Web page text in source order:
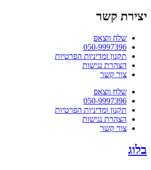
יצירת קשר
שלח ווצאפ
050-9997396
תקנון ומדיניות הפרטיות
הצהרת נגישות
צור קשר
שלח ווצאפ
050-9997396
תקנון ומדיניות הפרטיות
הצהרת נגישות
צור קשר
בלוג